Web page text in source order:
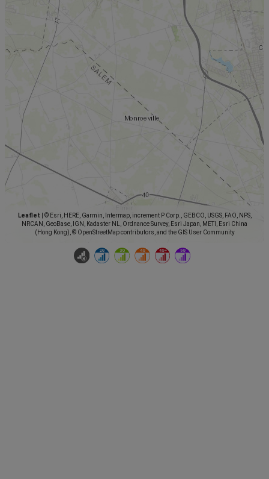
Leaflet
© Esri, HERE, Garmin, Intermap, increment P Corp., GEBCO, USGS, FAO, NPS,
NRCAN, GeoBase, IGN, Kadaster NL, Ordnance Survey, Esri Japan, METI, Esri China
(Hong Kong), © OpenStreetMap contributors, and the GIS User Community